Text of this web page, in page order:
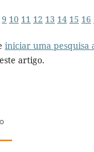
9 10 11 12 13 14 15 16
iniciar uma pesquisa
artigo.